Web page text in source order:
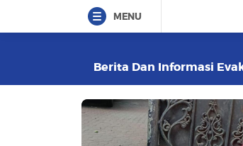
MENU
Berita Dan Informasi